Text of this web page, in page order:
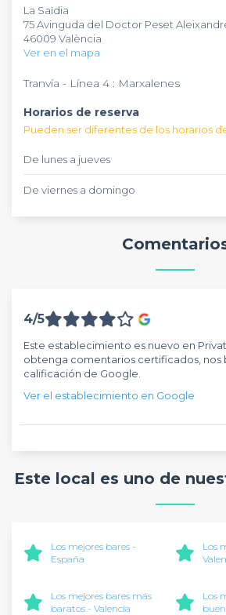
amenizar la velada, asegurando que
tu visita.
más. Este bar está disponible para
de 10:00 a 03:00, y los viernes a
La Saïdia
75 Avinguda del Doctor Peset
46009 València
Ver en el mapa
Tranvía - Línea 4 : Marxalenes
Horarios de reserva
Pueden ser diferentes de los horarios
De lunes a jueves
De viernes a domingo
4/5
Este establecimiento es nuevo en
obtenga comentarios certificados, nos
calificación de Google.
Ver el establecimiento en Google
Este local es uno de
Los mejores bares -
España
Los
Los mejores bares más
baratos - Valencia
Los